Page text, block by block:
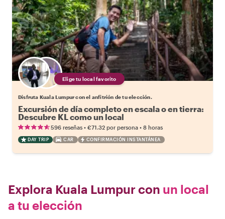
Elige tu local favorito
Disfruta Kuala Lumpur con el anfitrión de tu elección.
Excursión de día completo en escala o en tierra:
Descubre KL como un local
596 reseñas • €71.32 por persona • 8 horas
DAY TRIP CAR CONFIRMACIÓN INSTANTÁNEA
Explora Kuala Lumpur con un local
a tu elección